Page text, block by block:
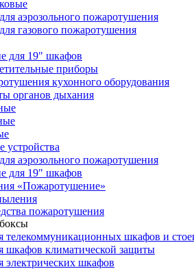
аэрозольного пожаротушения
газового пожаротушения
для 19" шкафов
приборы
кухонного оборудования
органов дыхания
устройства
аэрозольного пожаротушения
для 19" шкафов
«Пожаротушение»
пожаротушения
телекоммуникационных шкафов и
шкафов климатической защиты
электрических шкафов